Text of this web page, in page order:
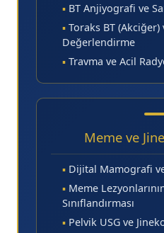
▪ BT Anjiyografi ve
▪ Toraks BT (Akciğer)
Değerlendirme
▪ Travma ve Acil
Meme ve
▪ Dijital Mamografi
▪ Meme
Sınıflandırması
▪ Pelvik USG ve